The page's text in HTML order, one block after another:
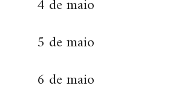
4 de maio
5 de maio
6 de maio